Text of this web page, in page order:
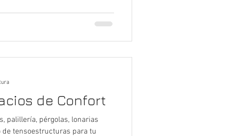
de Confort
palillería, pérgolas, lonarias
tensoestructuras para tu